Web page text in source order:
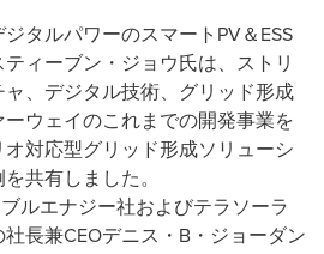
タルパワーのスマートPV＆ESS
ィーブン・ジョウ氏は、ストリ
、デジタル技術、グリッド形成
ウェイのこれまでの開発事業を
対応型グリッド形成ソリューシ
共有しました。
ルエナジー社およびテラソーラ
長兼CEOデニス・B・ジョーダン